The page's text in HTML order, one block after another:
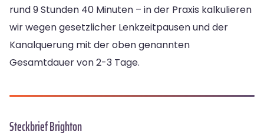
rund 9 Stunden 40 Minuten – in der Praxis kalkulieren
wir wegen gesetzlicher Lenkzeitpausen und der
Kanalquerung mit der oben genannten
Gesamtdauer von 2-3 Tage.
Steckbrief Brighton